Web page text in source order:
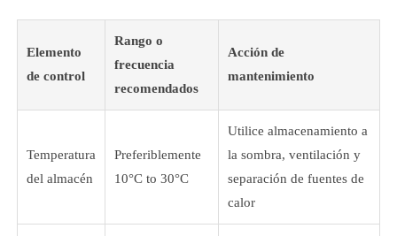
Elemento
de control
Rango o
frecuencia
recomendados
Acción de
mantenimiento
Temperatura
del almacén
Preferiblemente
10°C to 30°C
Utilice almacenamiento a
la sombra, ventilación y
separación de fuentes de
calor